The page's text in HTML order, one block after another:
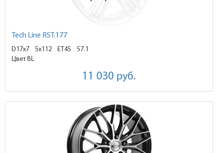
Tech Line RST.177
D17x7 5x112 ET45
57.1
Цвет BL
11 030 руб.